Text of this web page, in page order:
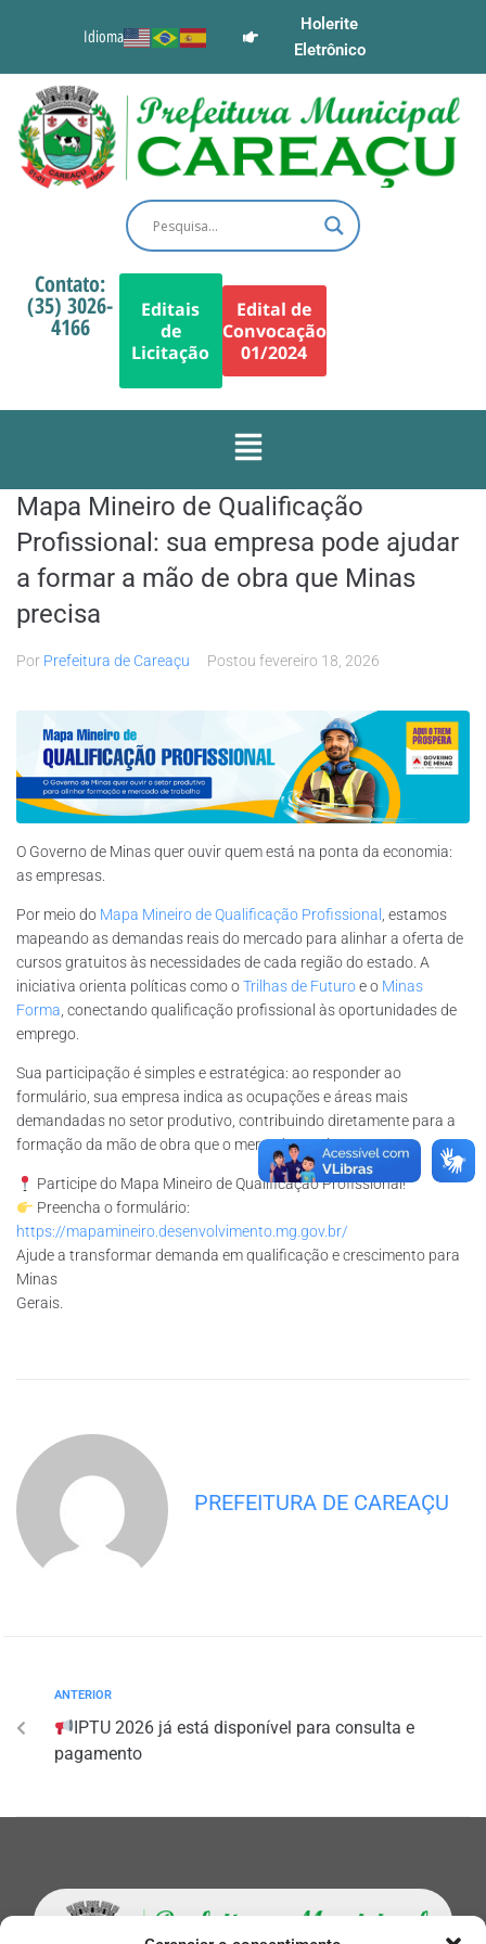
Idioma
Holerite
Eletrônico
Contato:
(35) 3026-
4166
Editais
de
Licitação
Edital de
Convocação
01/2024
Mapa Mineiro de Qualificação
Profissional: sua empresa pode ajudar
a formar a mão de obra que Minas
precisa
Por Prefeitura de Careaçu Postou fevereiro 18, 2026
O Governo de Minas quer ouvir quem está na ponta da economia:
as empresas.
Por meio do Mapa Mineiro de Qualificação Profissional , estamos
mapeando as demandas reais do mercado para alinhar a oferta de
cursos gratuitos às necessidades de cada região do estado. A
iniciativa orienta políticas como oTrilhas de Futuroe o Minas
Forma, conectando qualificação profissional às oportunidades de
emprego.
Sua participação é simples e estratégica: ao responder ao
formulário, sua empresa indica as ocupações e áreas mais
demandadas no setor produtivo, contribuindo diretamente para a
formação da mão de obra que o mercado precisa.
Participe do Mapa Mineiro de Qualificação Profissional!
Preencha o formulário:
https://mapamineiro.desenvolvimento.mg.gov.br/
Ajude a transformar demanda em qualificação e crescimento para
Minas
Gerais.
PREFEITURA DE CAREAÇU
ANTERIOR
IPTU 2026 já está disponível para consulta e
pagamento